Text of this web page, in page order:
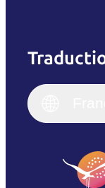
English